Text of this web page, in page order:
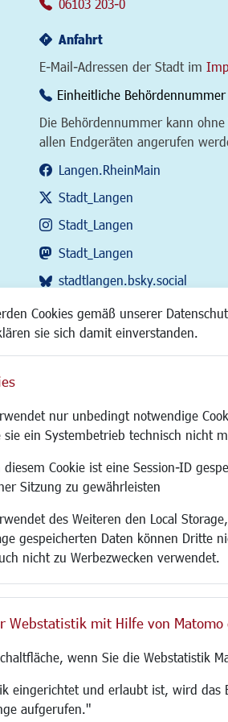
Cookies gemäß unserer
sie sich damit einverstanden.
nur unbedingt notwendige
ein Systembetrieb technisch nicht
diesem Cookie ist eine Session-ID
Sitzung zu gewährleisten
des Weiteren den Local
gespeicherten Daten können Dritte
nicht zu Werbezwecken verwendet.
Webstatistik mit Hilfe von Matomo
wenn Sie die Webstatistik
eingerichtet und erlaubt ist, wird das
aufgerufen."
06103 203-0
Anfahrt
E-Mail-Adressen der Stadt im
Einheitliche Behördennummer
Die Behördennummer kann
allen Endgeräten angerufen
Langen.RheinMain
Stadt_Langen
Stadt_Langen
Stadt_Langen
stadtlangen.bsky.social
RSS-Feed
Immobilien
Familie/Soziales
Senioren/Haltestelle
Schule
Demokratie leben
Ukrainehilfe